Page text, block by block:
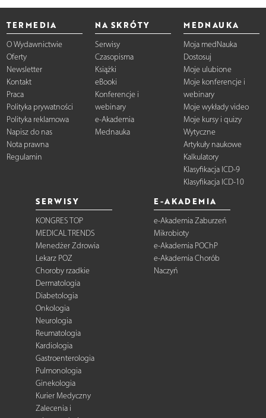
TERMEDIA
O Wydawnictwie
Oferty
Newsletter
Kontakt
Praca
Polityka prywatności
Polityka reklamowa
Napisz do nas
Nota prawna
Regulamin
NA SKRÓTY
Serwisy
Czasopisma
Książki
eBooki
Konferencje i
webinary
e-Akademia
Mednauka
MEDNAUKA
Moja medNauka
Dostosuj
Moje ulubione
Moje konferencje i
webinary
Moje wykłady video
Moje kursy i quizy
Wytyczne
Artykuły naukowe
Kalkulatory
Klasyfikacja ICD-9
Klasyfikacja ICD-10
SERWISY
KONGRES TOP
MEDICAL TRENDS
Menedżer Zdrowia
Lekarz POZ
Choroby rzadkie
Dermatologia
Diabetologia
Onkologia
Neurologia
Reumatologia
Kardiologia
Gastroenterologia
Pulmonologia
Ginekologia
Kurier Medyczny
Zalecenia i
E-AKADEMIA
e-Akademia Zaburzeń
Mikrobioty
e-Akademia POChP
e-Akademia Chorób
Naczyń